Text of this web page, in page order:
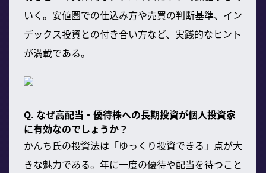
いく。安値圏での仕込み方や売買の判断基準、イン
デックス投資との付き合い方など、実践的なヒント
が満載である。
Q. なぜ高配当・優待株への長期投資が個人投資家
に有効なのでしょうか？
かんち氏の投資法は「ゆっくり投資できる」点が大
きな魅力である。年に一度の優待や配当を待つこと